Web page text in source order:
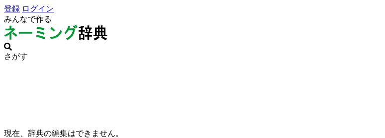
登録 ログイン
みんなで作る
さがす
現在、辞典の編集はできません。